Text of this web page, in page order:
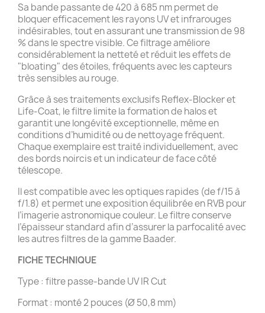
Sa bande passante de 420 à 685 nm permet de
bloquer efficacement les rayons UV et infrarouges
indésirables, tout en assurant une transmission de 98
% dans le spectre visible. Ce filtrage améliore
considérablement la netteté et réduit les effets de
"bloating" des étoiles, fréquents avec les capteurs
très sensibles au rouge.
Grâce à ses traitements exclusifs Reflex-Blocker et
Life-Coat, le filtre limite la formation de halos et
garantit une longévité exceptionnelle, même en
conditions d’humidité ou de nettoyage fréquent.
Chaque exemplaire est traité individuellement, avec
des bords noircis et un indicateur de face côté
télescope.
Il est compatible avec les optiques rapides (de f/15 à
f/1.8) et permet une exposition équilibrée en RVB pour
l’imagerie astronomique couleur. Le filtre conserve
l’épaisseur standard afin d’assurer la parfocalité avec
les autres filtres de la gamme Baader.
FICHE TECHNIQUE
Type : filtre passe-bande UV IR Cut
Format : monté 2 pouces (Ø 50,8 mm)